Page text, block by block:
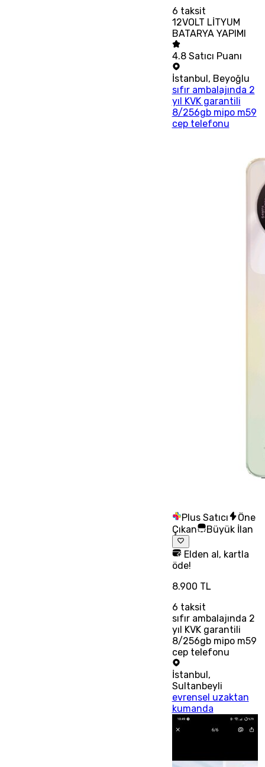
6 taksit
12VOLT LİTYUM
BATARYA YAPIMI
4.8 Satıcı Puanı
İstanbul, Beyoğlu
sıfır ambalajında 2
yıl KVK garantili
8/256gb mipo m59
cep telefonu
Plus Satıcı
Öne
Çıkan
Büyük İlan
Elden al, kartla
öde!
8.900 TL
6 taksit
sıfır ambalajında 2
yıl KVK garantili
8/256gb mipo m59
cep telefonu
İstanbul,
Sultanbeyli
evrensel uzaktan
kumanda